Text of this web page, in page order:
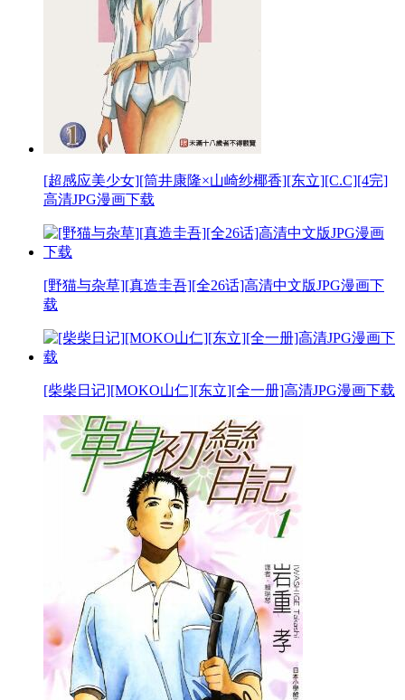
[超感应美少女][筒井康隆×山崎纱椰香][东立][C.C][4完]
高清JPG漫画下载
[野猫与杂草][真造圭吾][全26话]高清中文版JPG漫画下
载
[柴柴日记][MOKO山仁][东立][全一册]高清JPG漫画下载